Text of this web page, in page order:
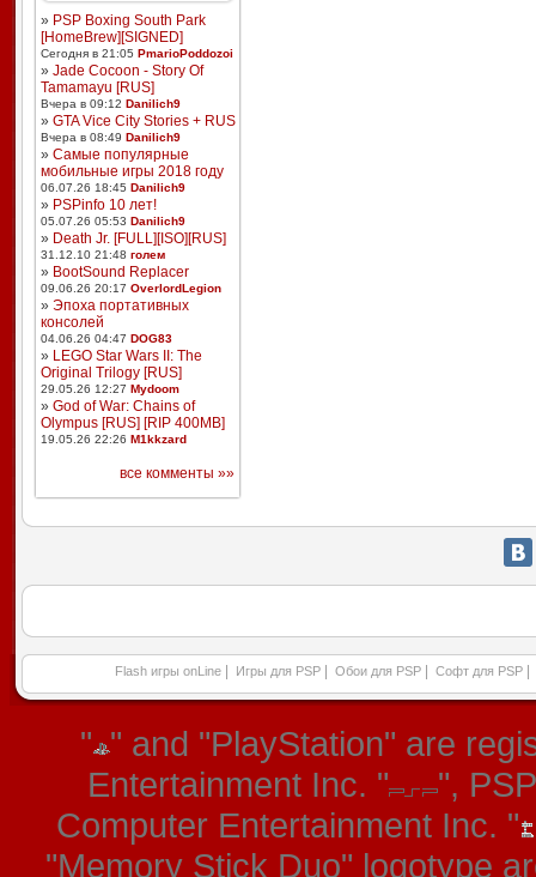
» PSP Boxing South Park
[HomeBrew][SIGNED]
Сегодня в 21:05 PmarioPoddozoi
» Jade Cocoon - Story Of
Tamamayu [RUS]
Вчера в 09:12 Danilich9
» GTA Vice City Stories + RUS
Вчера в 08:49 Danilich9
» Самые популярные
мобильные игры 2018 году
06.07.26 18:45 Danilich9
» PSPinfo 10 лет!
05.07.26 05:53 Danilich9
» Death Jr. [FULL][ISO][RUS]
31.12.10 21:48 голем
» BootSound Replacer
09.06.26 20:17 OverlordLegion
» Эпоха портативных
консолей
04.06.26 04:47 DOG83
» LEGO Star Wars II: The
Original Trilogy [RUS]
29.05.26 12:27 Mydoom
» God of War: Chains of
Olympus [RUS] [RIP 400MB]
19.05.26 22:26 M1kkzard
все комменты »»
Flash игры onLine Игры для PSP Обои для PSP Софт для PSP
" " and "PlayStation" are
Entertainment Inc. "
",
Computer Entertainment Inc. "
"Memory Stick Duo" logotype